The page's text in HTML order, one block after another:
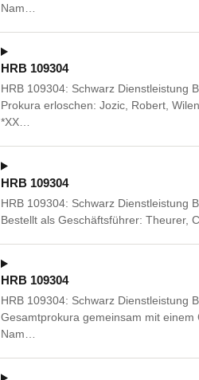
Nam…
HRB 109304
HRB 109304: Schwarz Dienstleistung
Prokura erloschen: Jozic, Robert,
*XX…
HRB 109304
HRB 109304: Schwarz Dienstleistung
Bestellt als Geschäftsführer: Theurer,
HRB 109304
HRB 109304: Schwarz Dienstleistung
Gesamtprokura gemeinsam mit
Nam…